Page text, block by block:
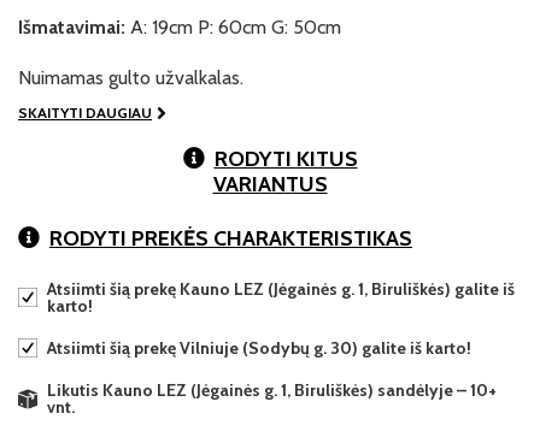
Išmatavimai: A: 19cm P: 60cm G: 50cm
Nuimamas gulto užvalkalas.
SKAITYTI DAUGIAU
RODYTI KITUS
VARIANTUS
RODYTI PREKĖS CHARAKTERISTIKAS
Atsiimti šią prekę Kauno LEZ (Jėgainės g. 1, Biruliškės) galite iš
karto!
Atsiimti šią prekę Vilniuje (Sodybų g. 30) galite iš karto!
Likutis Kauno LEZ (Jėgainės g. 1, Biruliškės) sandėlyje – 10+
vnt.